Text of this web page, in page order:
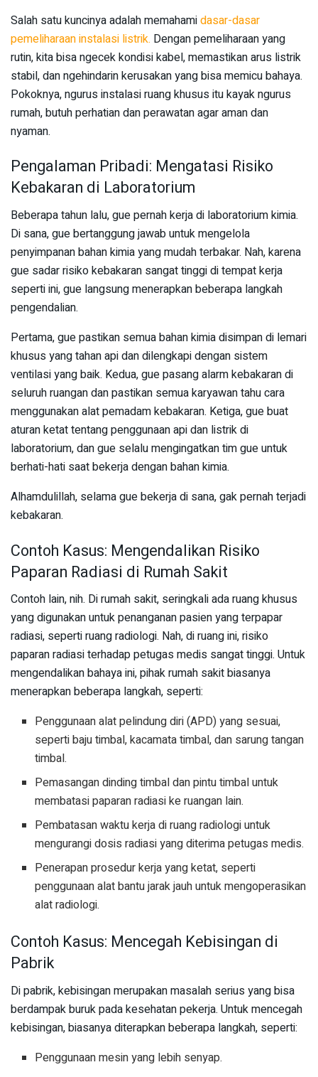
Salah satu kuncinya adalah memahamidasar-dasar
pemeliharaan instalasi listrik. Dengan pemeliharaan yang
rutin, kita bisa ngecek kondisi kabel, memastikan arus listrik
stabil, dan ngehindarin kerusakan yang bisa memicu bahaya.
Pokoknya, ngurus instalasi ruang khusus itu kayak ngurus
rumah, butuh perhatian dan perawatan agar aman dan
nyaman.
Pengalaman Pribadi: Mengatasi Risiko
Kebakaran di Laboratorium
Beberapa tahun lalu, gue pernah kerja di laboratorium kimia.
Di sana, gue bertanggung jawab untuk mengelola
penyimpanan bahan kimia yang mudah terbakar. Nah, karena
gue sadar risiko kebakaran sangat tinggi di tempat kerja
seperti ini, gue langsung menerapkan beberapa langkah
pengendalian.
Pertama, gue pastikan semua bahan kimia disimpan di lemari
khusus yang tahan api dan dilengkapi dengan sistem
ventilasi yang baik. Kedua, gue pasang alarm kebakaran di
seluruh ruangan dan pastikan semua karyawan tahu cara
menggunakan alat pemadam kebakaran. Ketiga, gue buat
aturan ketat tentang penggunaan api dan listrik di
laboratorium, dan gue selalu mengingatkan tim gue untuk
berhati-hati saat bekerja dengan bahan kimia.
Alhamdulillah, selama gue bekerja di sana, gak pernah terjadi
kebakaran.
Contoh Kasus: Mengendalikan Risiko
Paparan Radiasi di Rumah Sakit
Contoh lain, nih. Di rumah sakit, seringkali ada ruang khusus
yang digunakan untuk penanganan pasien yang terpapar
radiasi, seperti ruang radiologi. Nah, di ruang ini, risiko
paparan radiasi terhadap petugas medis sangat tinggi. Untuk
mengendalikan bahaya ini, pihak rumah sakit biasanya
menerapkan beberapa langkah, seperti:
Penggunaan alat pelindung diri (APD) yang sesuai,
seperti baju timbal, kacamata timbal, dan sarung tangan
timbal.
Pemasangan dinding timbal dan pintu timbal untuk
membatasi paparan radiasi ke ruangan lain.
Pembatasan waktu kerja di ruang radiologi untuk
mengurangi dosis radiasi yang diterima petugas medis.
Penerapan prosedur kerja yang ketat, seperti
penggunaan alat bantu jarak jauh untuk mengoperasikan
alat radiologi.
Contoh Kasus: Mencegah Kebisingan di
Pabrik
Di pabrik, kebisingan merupakan masalah serius yang bisa
berdampak buruk pada kesehatan pekerja. Untuk mencegah
kebisingan, biasanya diterapkan beberapa langkah, seperti:
Penggunaan mesin yang lebih senyap.